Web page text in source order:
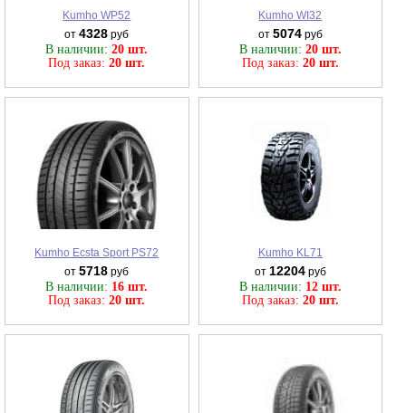
Kumho WP52
от4328 руб
В наличии:20 шт.
Под заказ:20 шт.
Kumho WI32
от 5074руб
В наличии: 20 шт.
Под заказ: 20 шт.
Kumho Ecsta Sport PS72
от5718 руб
В наличии: 16 шт.
Под заказ:20 шт.
Kumho KL71
от 12204руб
В наличии: 12 шт.
Под заказ: 20 шт.